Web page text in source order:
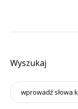
Wyszukaj